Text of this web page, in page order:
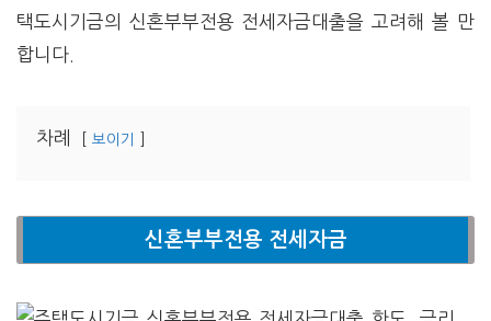
택도시기금의 신혼부부전용 전세자금대출을 고려해 볼 만
합니다.
차례 보이기
신혼부부전용 전세자금